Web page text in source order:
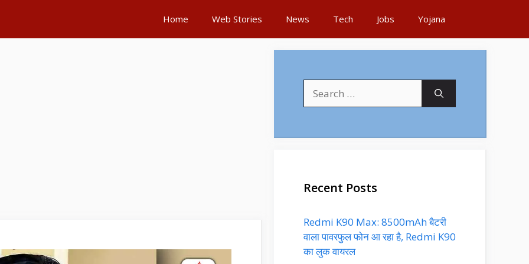
Home Web Stories News Tech Jobs Yojana
for:
Recent Posts
Redmi K90 Max: 8500mAh बैटरी
वाला पावरफुल फोन आ रहा है, Redmi K90
का लुक वायरल